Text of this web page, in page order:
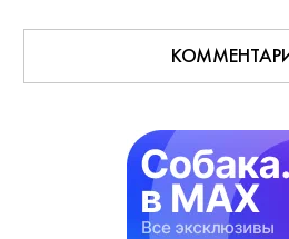
РУБРИКА: Уикенд в Петербурге
Музей современного
проект "Этажи",
Земфира